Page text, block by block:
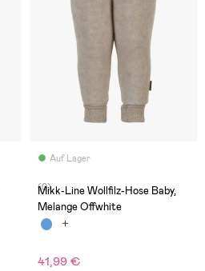
Auf Lager
(0)
Mikk-Line Wollfilz-Hose Baby,
Melange Offwhite
41,99 €